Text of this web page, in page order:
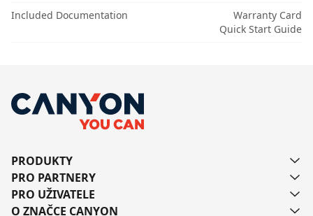
Included Documentation
Warranty Card
Quick Start Guide
PRODUKTY
PRO PARTNERY
PRO UŽIVATELE
O ZNAČCE CANYON